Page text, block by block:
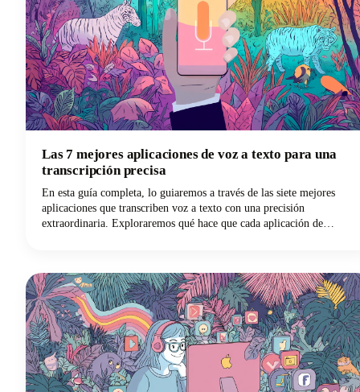
Las 7 mejores aplicaciones de voz a texto para una
transcripción precisa
En esta guía completa, lo guiaremos a través de las siete mejores
aplicaciones que transcriben voz a texto con una precisión
extraordinaria. Exploraremos qué hace que cada aplicación de